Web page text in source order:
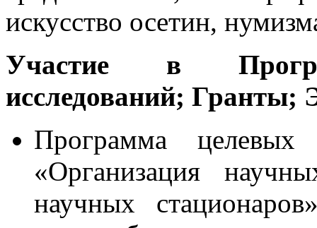
искусство осетин,
Участие в
исследований; Гранты;
Программа
«Организация
научных